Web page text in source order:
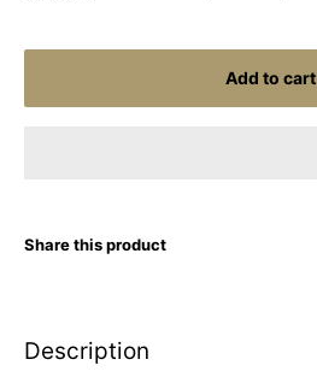
Add to cart
Share this product
Description